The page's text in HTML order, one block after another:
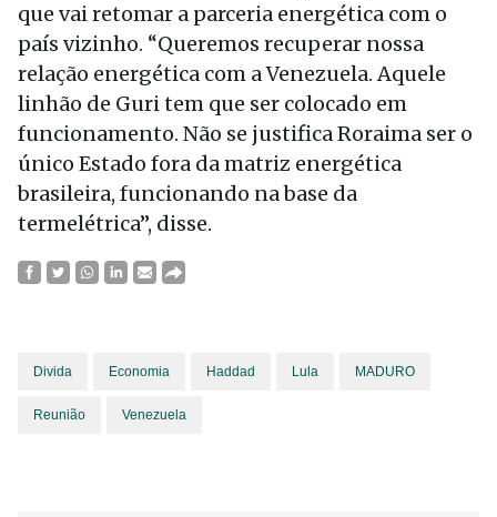
que vai retomar a parceria energética com o
país vizinho. “Queremos recuperar nossa
relação energética com a Venezuela. Aquele
linhão de Guri tem que ser colocado em
funcionamento. Não se justifica Roraima ser o
único Estado fora da matriz energética
brasileira, funcionando na base da
termelétrica”, disse.
Divida Economia Haddad Lula MADURO
Reunião Venezuela